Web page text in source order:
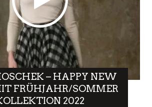
– HAPPY NEW
FRÜHJAHR/SOMMER
2022